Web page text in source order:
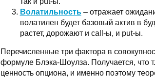
Волатильность– отражает
волатилен будет базовый актив в
растет, дорожают и call-ы, и put-ы.
Перечисленные три фактора в
формуле Блэка-Шоулза. Получается, что
ценность опциона, и именно поэтому